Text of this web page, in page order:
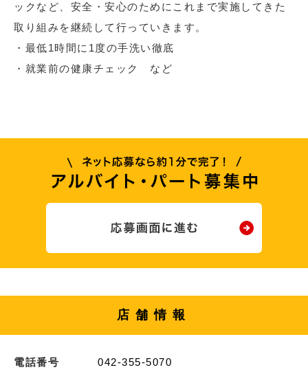
ックなど、安全・安心のためにこれまで実施してきた
取り組みを継続して行っていきます。
・最低1時間に1度の手洗い徹底
・就業前の健康チェック など
店舗情報
電話番号 042-355-5070